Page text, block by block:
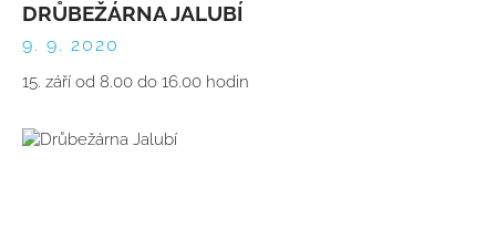
DRŮBEŽÁRNA JALUBÍ
9. 9. 2020
15. září od 8.00 do 16.00 hodin